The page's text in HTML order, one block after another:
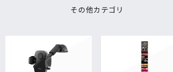
その他カテゴリ